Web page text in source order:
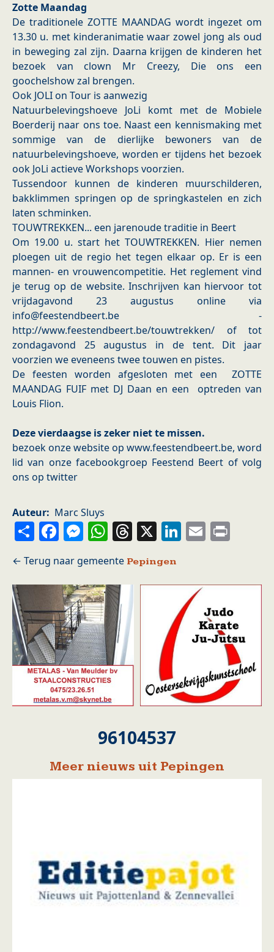
Zotte Maandag
De traditionele ZOTTE MAANDAG wordt ingezet om
13.30 u. met kinderanimatie waar zowel jong als oud
in beweging zal zijn. Daarna krijgen de kinderen het
bezoek van clown Mr Creezy, Die ons een
goochelshow zal brengen.
Ook JOLI on Tour is aanwezig
Natuurbelevingshoeve JoLi komt met de Mobiele
Boerderij naar ons toe. Naast een kennismaking met
sommige van de dierlijke bewoners van de
natuurbelevingshoeve, worden er tijdens het bezoek
ook JoLi actieve Workshops voorzien.
Tussendoor kunnen de kinderen muurschilderen,
bakklimmen springen op de springkastelen en zich
laten schminken.
TOUWTREKKEN... een jarenoude traditie in Beert
Om 19.00 u. start het TOUWTREKKEN. Hier nemen
ploegen uit de regio het tegen elkaar op. Er is een
mannen- en vrouwencompetitie. Het reglement vind
je terug op de website. Inschrijven kan hiervoor tot
vrijdagavond 23 augustus online via
info@feestendbeert.be -
http://www.feestendbeert.be/touwtrekken/ of tot
zondagavond 25 augustus in de tent. Dit jaar
voorzien we eveneens twee touwen en pistes.
De feesten worden afgesloten met een ZOTTE
MAANDAG FUIF met DJ Daan en een optreden van
Louis Flion.
Deze vierdaagse is zeker niet te missen.
bezoek onze website op www.feestendbeert.be, word
lid van onze facebookgroep Feestend Beert of volg
ons op twitter
Auteur Marc Sluys
ShareFacebook
Messenger
WhatsApp
Threads
X LinkedIn
Email
Pepingen
96104537
Meer nieuws uit Pepingen